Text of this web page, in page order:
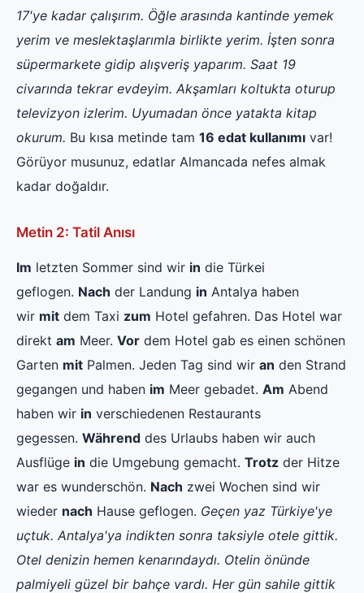
17'ye kadar çalışırım. Öğle arasında kantinde yemek
yerim ve meslektaşlarımla birlikte yerim. İşten sonra
süpermarkete gidip alışveriş yaparım. Saat 19
civarında tekrar evdeyim. Akşamları koltukta oturup
televizyon izlerim. Uyumadan önce yatakta kitap
okurum. Bu kısa metinde tam 16 edat kullanımı var!
Görüyor musunuz, edatlar Almancada nefes almak
kadar doğaldır.
Metin 2: Tatil Anısı
Im letzten Sommer sind wir in die Türkei
geflogen. Nach der Landung in Antalya haben
wir mit dem Taxi zum Hotel gefahren. Das Hotel war
direkt am Meer. Vor dem Hotel gab es einen schönen
Garten mit Palmen. Jeden Tag sind wir an den Strand
gegangen und haben im Meer gebadet. Am Abend
haben wir in verschiedenen Restaurants
gegessen. Während des Urlaubs haben wir auch
Ausflüge in die Umgebung gemacht. Trotz der Hitze
war es wunderschön. Nach zwei Wochen sind wir
wieder nach Hause geflogen. Geçen yaz Türkiye'ye
uçtuk. Antalya'ya indikten sonra taksiyle otele gittik.
Otel denizin hemen kenarındaydı. Otelin önünde
palmiyeli güzel bir bahçe vardı. Her gün sahile gittik